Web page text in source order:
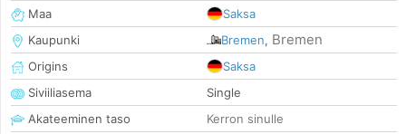
Maa
Saksa
Kaupunki
Bremen, Bremen
Origins
Saksa
Siviiliasema
Single
Akateeminen taso
Kerron sinulle